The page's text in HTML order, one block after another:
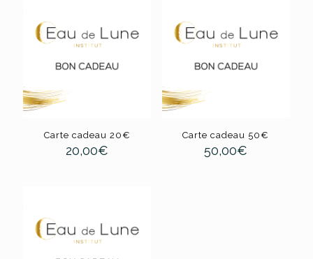
Carte cadeau 20€
20,00€
Carte cadeau 50€
50,00€